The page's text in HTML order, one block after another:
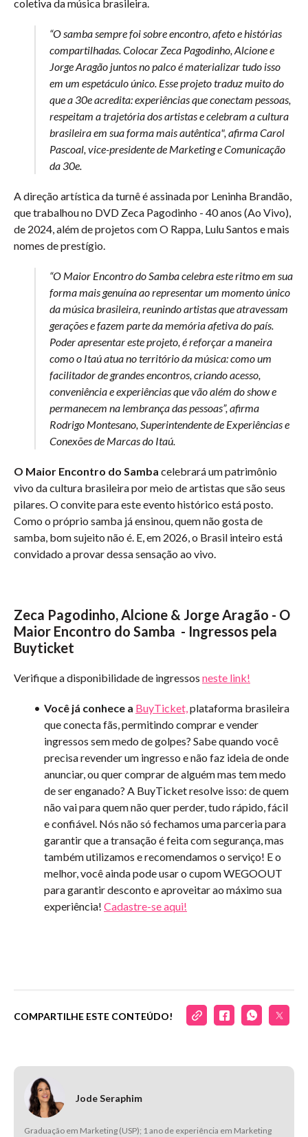
coletiva da música brasileira.
“O samba sempre foi sobre encontro, afeto e histórias
compartilhadas. Colocar Zeca Pagodinho, Alcione e
Jorge Aragão juntos no palco é materializar tudo isso
em um espetáculo único. Esse projeto traduz muito do
que a 30e acredita: experiências que conectam pessoas,
respeitam a trajetória dos artistas e celebram a cultura
brasileira em sua forma mais autêntica", afirma Carol
Pascoal, vice-presidente de Marketing e Comunicação
da 30e.
A direção artística da turnê é assinada por Leninha Brandão,
que trabalhou no DVD Zeca Pagodinho - 40 anos (Ao Vivo),
de 2024, além de projetos com O Rappa, Lulu Santos e mais
nomes de prestígio.
“O Maior Encontro do Samba celebra este ritmo em sua
forma mais genuína ao representar um momento único
da música brasileira, reunindo artistas que atravessam
gerações e fazem parte da memória afetiva do país.
Poder apresentar este projeto, é reforçar a maneira
como o Itaú atua no território da música: como um
facilitador de grandes encontros, criando acesso,
conveniência e experiências que vão além do show e
permanecem na lembrança das pessoas”, afirma
Rodrigo Montesano, Superintendente de Experiências e
Conexões de Marcas do Itaú.
O Maior Encontro do Samba celebrará um patrimônio
vivo da cultura brasileira por meio de artistas que são seus
pilares. O convite para este evento histórico está posto.
Como o próprio samba já ensinou, quem não gosta de
samba, bom sujeito não é. E, em 2026, o Brasil inteiro está
convidado a provar dessa sensação ao vivo.
Zeca Pagodinho, Alcione & Jorge Aragão - O
Maior Encontro do Samba - Ingressos pela
Buyticket
Verifique a disponibilidade de ingressos neste link!
Você já conhece a BuyTicket,plataforma brasileira
que conecta fãs, permitindo comprar e vender
ingressos sem medo de golpes? Sabe quando você
precisa revender um ingresso e não faz ideia de onde
anunciar, ou quer comprar de alguém mas tem medo
de ser enganado? A BuyTicket resolve isso: de quem
não vai para quem não quer perder, tudo rápido, fácil
e confiável. Nós não só fechamos uma parceria para
garantir que a transação é feita com segurança, mas
também utilizamos e recomendamos o serviço! E o
melhor, você ainda pode usar o cupom WEGOOUT
para garantir desconto e aproveitar ao máximo sua
experiência! Cadastre-se aqui!
COMPARTILHE ESTE CONTEÚDO!
Jode Seraphim
Graduação em Marketing (USP); 1 ano de experiência em Marketing